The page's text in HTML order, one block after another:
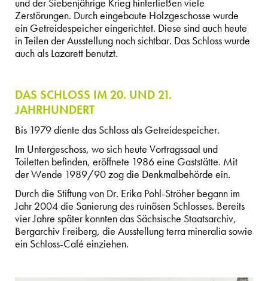
und der Siebenjährige Krieg hinterließen viele
Zerstörungen. Durch eingebaute Holzgeschosse wurde
ein Getreidespeicher eingerichtet. Diese sind auch heute
in Teilen der Ausstellung noch sichtbar. Das Schloss wurde
auch als Lazarett benutzt.
DAS SCHLOSS IM 20. UND 21.
JAHRHUNDERT
Bis 1979 diente das Schloss als Getreidespeicher.
Im Untergeschoss, wo sich heute Vortragssaal und
Toiletten befinden, eröffnete 1986 eine Gaststätte. Mit
der Wende 1989/90 zog die Denkmalbehörde ein.
Durch die Stiftung von Dr. Erika Pohl-Ströher begann im
Jahr 2004 die Sanierung des ruinösen Schlosses. Bereits
vier Jahre später konnten das Sächsische Staatsarchiv,
Bergarchiv Freiberg, die Ausstellung terra mineralia sowie
ein Schloss-Café einziehen.